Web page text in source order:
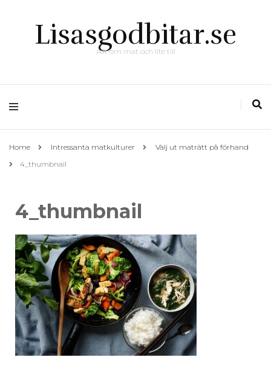
Lisasgodbitar.se
Allt om mat och lite till
Home Intressanta matkulturer
Välj ut maträtt på förhand
4_thumbnail
4_thumbnail